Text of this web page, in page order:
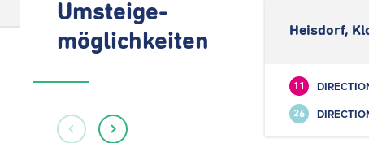
Umsteige-
möglichkeiten
Heisdorf,
11
26